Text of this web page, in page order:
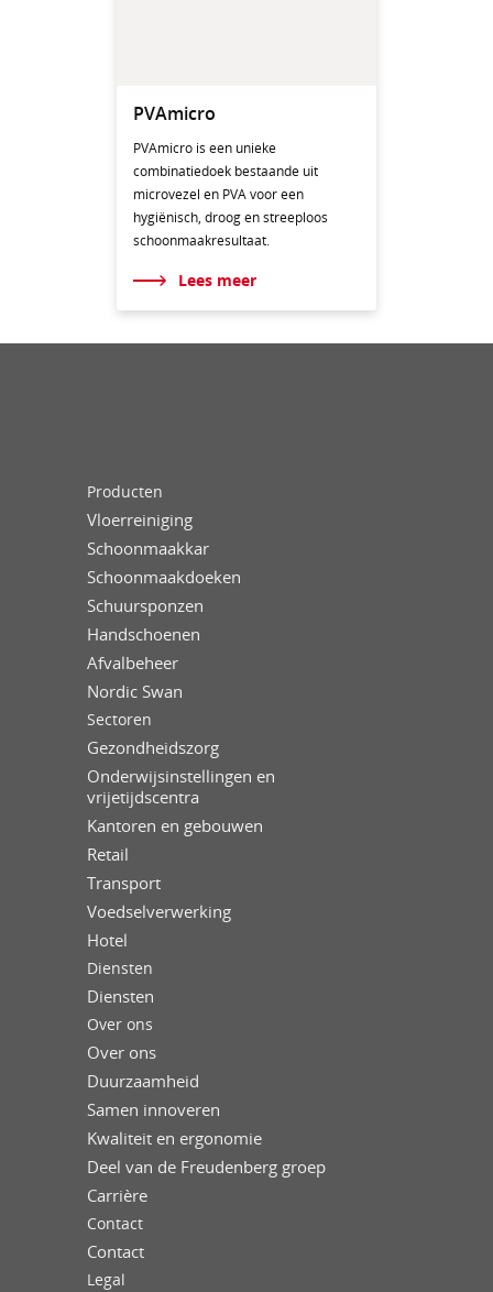
PVAmicro
PVAmicro is een unieke
combinatiedoek bestaande uit
microvezel en PVA voor een
hygiënisch, droog en streeploos
schoonmaakresultaat.
Lees meer
Producten
Vloerreiniging
Schoonmaakkar
Schoonmaakdoeken
Schuursponzen
Handschoenen
Afvalbeheer
Nordic Swan
Sectoren
Gezondheidszorg
Onderwijsinstellingen en
vrijetijdscentra
Kantoren en gebouwen
Retail
Transport
Voedselverwerking
Hotel
Diensten
Diensten
Over ons
Over ons
Duurzaamheid
Samen innoveren
Kwaliteit en ergonomie
Deel van de Freudenberg groep
Carrière
Contact
Contact
Legal